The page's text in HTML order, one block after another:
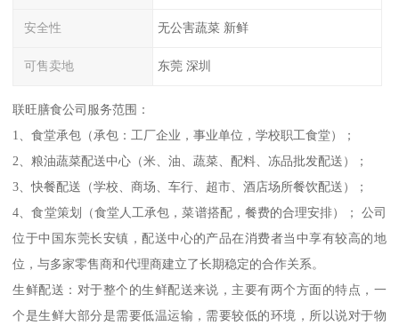
安全性 无公害蔬菜 新鲜
可售卖地 东莞 深圳
联旺膳食公司服务范围：
1、食堂承包（承包：工厂企业，事业单位，学校职工食堂）；
2、粮油蔬菜配送中心（米、油、蔬菜、配料、冻品批发配送）；
3、快餐配送（学校、商场、车行、超市、酒店场所餐饮配送）；
4、食堂策划（食堂人工承包，菜谱搭配，餐费的合理安排）； 公司
位于中国东莞长安镇，配送中心的产品在消费者当中享有较高的地
位，与多家零售商和代理商建立了长期稳定的合作关系。
生鲜配送：对于整个的生鲜配送来说，主要有两个方面的特点，一
个是生鲜大部分是需要低温运输，需要较低的环境，所以说对于物